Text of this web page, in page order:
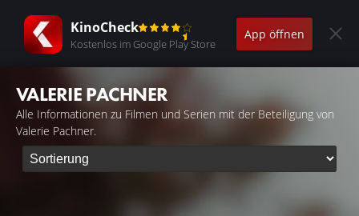
KinoCheck
Kostenlos im Google Play Store
App öffnen
VALERIE PACHNER
Alle Informationen zu Filmen und Serien mit der Beteiligung von
Valerie Pachner.